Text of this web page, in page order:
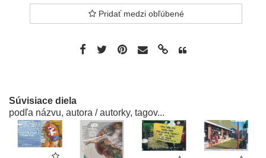
Pridať medzi obľúbené
Súvisiace diela
podľa názvu, autora / autorky, tagov...